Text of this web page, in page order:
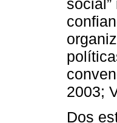
2003;
Dos